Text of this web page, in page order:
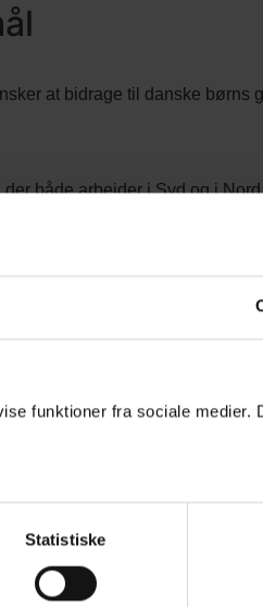
funktioner fra sociale medier.
Statistiske
at bidrage til danske børns
både arbejder i Syd og i
indbyggerne til lige
Oxfam Danmark at sætte
står overfor samt pege på
største udviklings-
mennesker gavn af vores
Uddannelse for Alle og
Erklæringen og tog ansvaret
I 2015 blev disse løfter
skolegang inden 2030.
lære om uddannelse,
skønlitterære tekster skrevet af